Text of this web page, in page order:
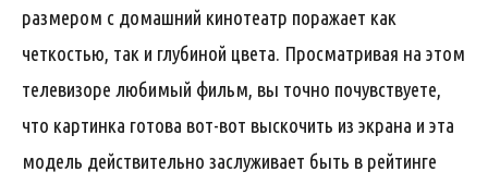
размером с домашний кинотеатр поражает как
четкостью, так и глубиной цвета. Просматривая на этом
телевизоре любимый фильм, вы точно почувствуете,
что картинка готова вот-вот выскочить из экрана и эта
модель действительно заслуживает быть в рейтинге